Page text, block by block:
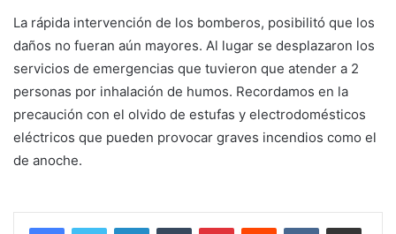
La rápida intervención de los bomberos, posibilitó que los
daños no fueran aún mayores. Al lugar se desplazaron los
servicios de emergencias que tuvieron que atender a 2
personas por inhalación de humos. Recordamos en la
precaución con el olvido de estufas y electrodomésticos
eléctricos que pueden provocar graves incendios como el
de anoche.